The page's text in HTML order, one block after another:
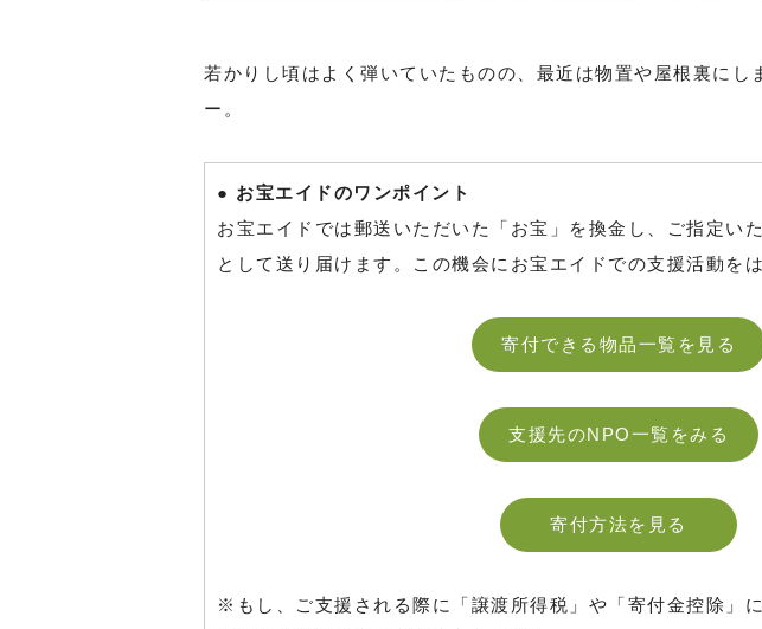
若かりし頃はよく弾いていたものの、最近は物置や屋根裏にし
ー。
● お宝エイドのワンポイント
お宝エイドでは郵送いただいた「お宝」を換金し、ご指定い
として送り届けます。この機会にお宝エイドでの支援活動を
寄付できる物品一覧を見る
支援先のNPO一覧をみる
寄付方法を見る
※もし、ご支援される際に「譲渡所得税」や「寄付金控除」